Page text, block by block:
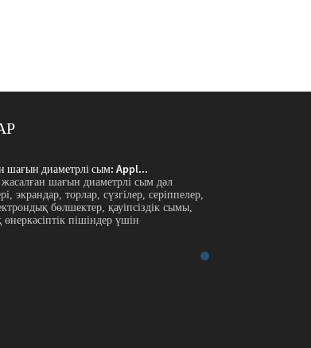
шағын диаметрлі сым: Appl...
шағын диаметрлі сым дәл
экрандар, торлар, сүзгілер, серіппелер,
бөлшектер, қауіпсіздік сымы,
пішіндер үшін